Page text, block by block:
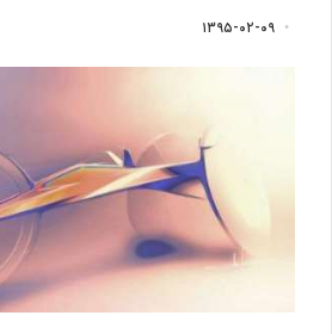
۱۳۹۵-۰۲-۰۹